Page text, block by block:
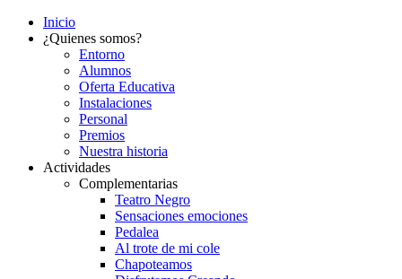
Inicio
¿Quienes somos?
Entorno
Alumnos
Oferta Educativa
Instalaciones
Personal
Premios
Nuestra historia
Actividades
Complementarias
Teatro Negro
Sensaciones emociones
Pedalea
Al trote de mi cole
Chapoteamos